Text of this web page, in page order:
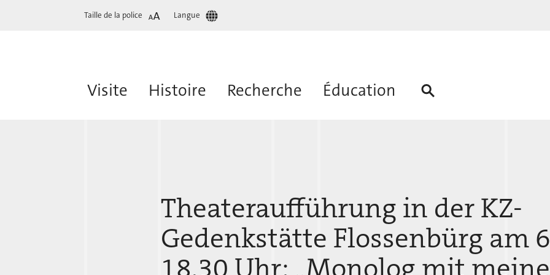
Taille de la police Langue
Visite Histoire Recherche Éducation
Theateraufführung in der KZ-
Gedenkstätte Flossenbürg am